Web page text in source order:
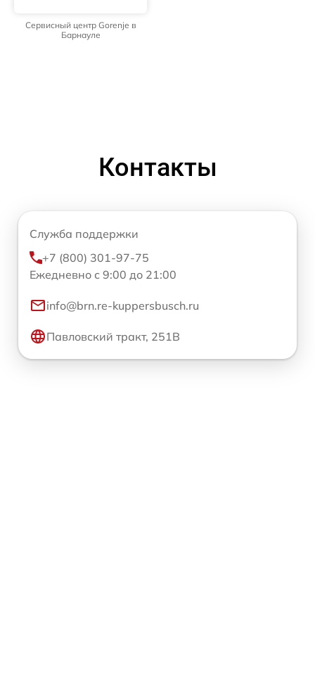
Сервисный центр Gorenje в
Барнауле
Контакты
Служба поддержки
+7 (800) 301-97-75
Ежедневно с 9:00 до 21:00
info@brn.re-kuppersbusch.ru
Павловский тракт, 251В